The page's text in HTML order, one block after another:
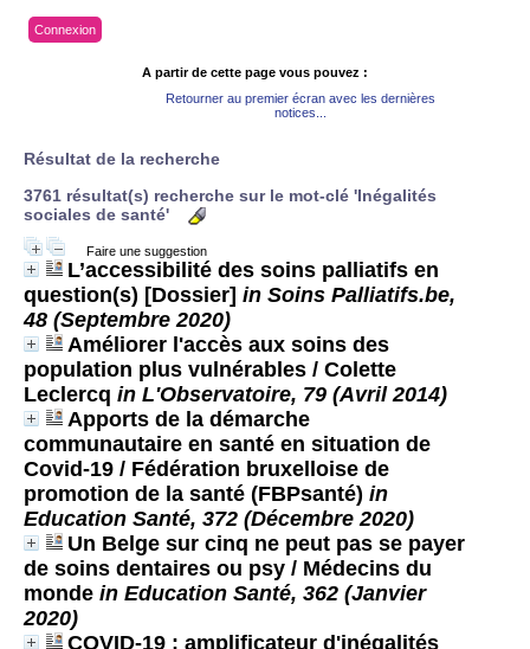
Connexion
A partir de cette page vous pouvez :
Retourner au premier écran avec les dernières
notices...
Résultat de la recherche
3761 résultat(s) recherche sur le mot-clé 'Inégalités
sociales de santé'
Faire une suggestion
L’accessibilité des soins palliatifs en
question(s) [Dossier] in Soins Palliatifs.be,
48 (Septembre 2020)
Améliorer l'accès aux soins des
population plus vulnérables / Colette
Leclercq in L'Observatoire, 79 (Avril 2014)
Apports de la démarche
communautaire en santé en situation de
Covid-19 / Fédération bruxelloise de
promotion de la santé (FBPsanté) in
Education Santé, 372 (Décembre 2020)
Un Belge sur cinq ne peut pas se payer
de soins dentaires ou psy / Médecins du
monde in Education Santé, 362 (Janvier
2020)
COVID-19 : amplificateur d'inégalités